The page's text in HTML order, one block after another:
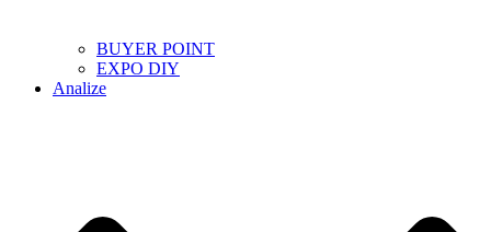
BUYER POINT
EXPO DIY
Analize